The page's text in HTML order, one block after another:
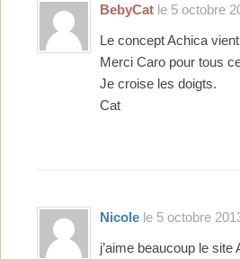
BebyCat le 5 octobre
Le concept Achica
Merci Caro pour tous
Je croise les doigts.
Cat
Nicole le 5 octobre
j’aime beaucoup le